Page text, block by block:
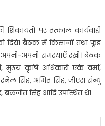
पर तत्काल कार्यवाही
दिये। बैठक में किसानों तथा फूड
अपनी समस्याऐं रखी। बैठक
मुख्य कृषि अधिकारी एके वर्मा,
सिंह, अमित सिंह, जीएस संन्धु
बलजीत सिंह आदि उपस्थित थे।